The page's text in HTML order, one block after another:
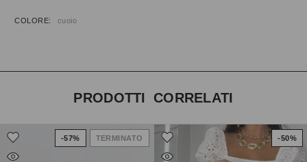
COLORE cuoio
PRODOTTI CORRELATI
-57% TERMINATO -50%